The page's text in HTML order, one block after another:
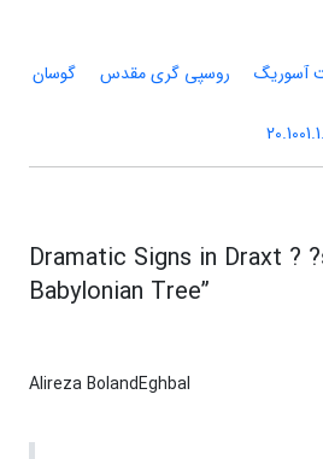
آسوریگ روسپی گری مقدس
گوسان
Dramatic Signs in Draxt ?
Babylonian Tree”
Alireza BolandEghbal